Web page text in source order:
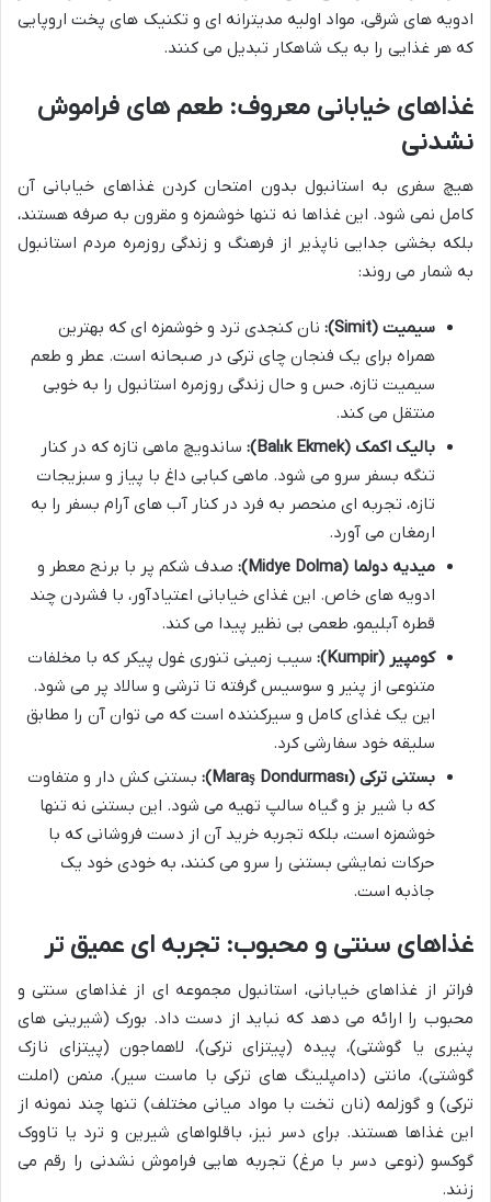
ادویه های شرقی، مواد اولیه مدیترانه ای و تکنیک های پخت اروپایی
که هر غذایی را به یک شاهکار تبدیل می کنند.
غذاهای خیابانی معروف: طعم های فراموش
نشدنی
هیچ سفری به استانبول بدون امتحان کردن غذاهای خیابانی آن
کامل نمی شود. این غذاها نه تنها خوشمزه و مقرون به صرفه هستند،
بلکه بخشی جدایی ناپذیر از فرهنگ و زندگی روزمره مردم استانبول
به شمار می روند:
سیمیت (Simit):
نان کنجدی ترد و خوشمزه ای که بهترین
همراه برای یک فنجان چای ترکی در صبحانه است. عطر و طعم
سیمیت تازه، حس و حال زندگی روزمره استانبول را به خوبی
منتقل می کند.
بالیک اکمک (Balık Ekmek):
ساندویچ ماهی تازه که در کنار
تنگه بسفر سرو می شود. ماهی کبابی داغ با پیاز و سبزیجات
تازه، تجربه ای منحصر به فرد در کنار آب های آرام بسفر را به
ارمغان می آورد.
میدیه دولما (Midye Dolma):
صدف شکم پر با برنج معطر و
ادویه های خاص. این غذای خیابانی اعتیادآور، با فشردن چند
قطره آبلیمو، طعمی بی نظیر پیدا می کند.
کومپیر (Kumpir):
سیب زمینی تنوری غول پیکر که با مخلفات
متنوعی از پنیر و سوسیس گرفته تا ترشی و سالاد پر می شود.
این یک غذای کامل و سیرکننده است که می توان آن را مطابق
سلیقه خود سفارشی کرد.
بستنی ترکی (Maraş Dondurması):
بستنی کش دار و متفاوت
که با شیر بز و گیاه سالپ تهیه می شود. این بستنی نه تنها
خوشمزه است، بلکه تجربه خرید آن از دست فروشانی که با
حرکات نمایشی بستنی را سرو می کنند، به خودی خود یک
جاذبه است.
غذاهای سنتی و محبوب: تجربه ای عمیق تر
فراتر از غذاهای خیابانی، استانبول مجموعه ای از غذاهای سنتی و
محبوب را ارائه می دهد که نباید از دست داد. بورک (شیرینی های
پنیری یا گوشتی)، پیده (پیتزای ترکی)، لاهماجون (پیتزای نازک
گوشتی)، مانتی (دامپلینگ های ترکی با ماست سیر)، منمن (املت
ترکی) و گوزلمه (نان تخت با مواد میانی مختلف) تنها چند نمونه از
این غذاها هستند. برای دسر نیز، باقلواهای شیرین و ترد یا تاووک
گوکسو (نوعی دسر با مرغ) تجربه هایی فراموش نشدنی را رقم می
زنند.